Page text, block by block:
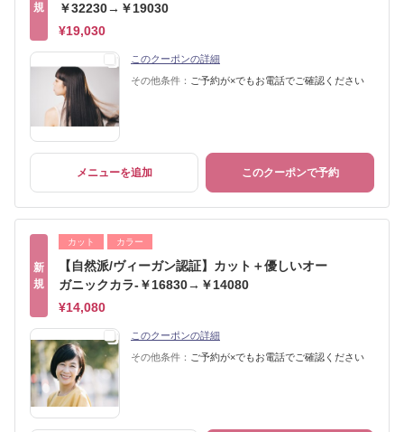
規
￥32230→￥19030
¥19,030
このクーポンの詳細
その他条件： ご予約が×でもお電話でご確認ください
メニューを追加 このクーポンで予約
新
規
カット カラー
【自然派/ヴィーガン認証】カット＋優しいオー
ガニックカラ-￥16830→￥14080
¥14,080
このクーポンの詳細
その他条件： ご予約が×でもお電話でご確認ください